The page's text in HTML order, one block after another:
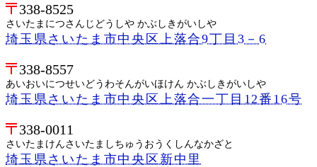
338-8525
さいたまにつさんじどうしや かぶしきがいしや
埼玉県さいたま市中央区上落合9丁目3－6
338-8557
あいおいにつせいどうわそんがいほけん かぶしきがいしや
埼玉県さいたま市中央区上落合一丁目12番16号
338-0011
さいたまけんさいたましちゅうおうくしんなかざと
埼玉県さいたま市中央区新中里